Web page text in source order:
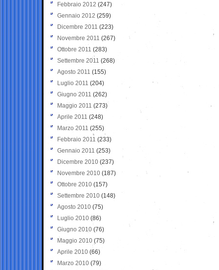
Febbraio 2012 (247)
Gennaio 2012 (259)
Dicembre 2011 (223)
Novembre 2011 (267)
Ottobre 2011 (283)
Settembre 2011 (268)
Agosto 2011 (155)
Luglio 2011 (204)
Giugno 2011 (262)
Maggio 2011 (273)
Aprile 2011 (248)
Marzo 2011 (255)
Febbraio 2011 (233)
Gennaio 2011 (253)
Dicembre 2010 (237)
Novembre 2010 (187)
Ottobre 2010 (157)
Settembre 2010 (148)
Agosto 2010 (75)
Luglio 2010 (86)
Giugno 2010 (76)
Maggio 2010 (75)
Aprile 2010 (66)
Marzo 2010 (79)